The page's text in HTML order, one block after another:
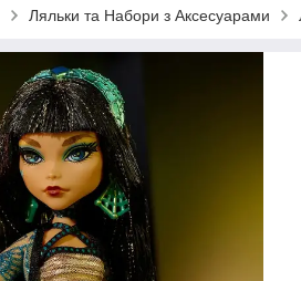
Ляльки та Набори з Аксесуарами